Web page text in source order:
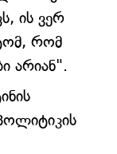
ის ვერ
რომ
არიან".